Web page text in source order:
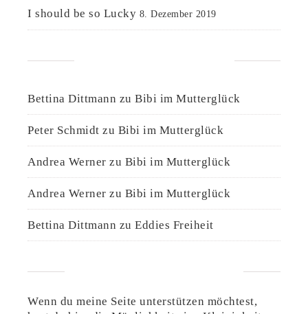
I should be so Lucky 8. Dezember 2019
Bettina Dittmann zu Bibi im Mutterglück
Peter Schmidt zu Bibi im Mutterglück
Andrea Werner zu Bibi im Mutterglück
Andrea Werner zu Bibi im Mutterglück
Bettina Dittmann zu Eddies Freiheit
Wenn du meine Seite unterstützen möchtest,